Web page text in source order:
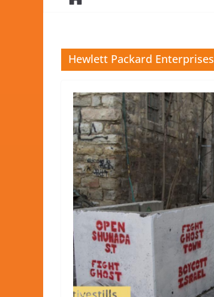
Hewlett Packard Enterprises